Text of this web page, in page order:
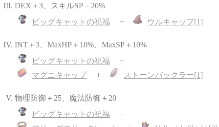
DEX＋3、スキルSP－20%
ビッグキャットの祝福
ウルキャップ[1]
INT＋3、MaxHP＋10%、MaxSP＋10%
ビッグキャットの祝福
マグニキャップ
ストーンバックラー[1]
物理防御＋25、魔法防御＋20
ビッグキャットの祝福